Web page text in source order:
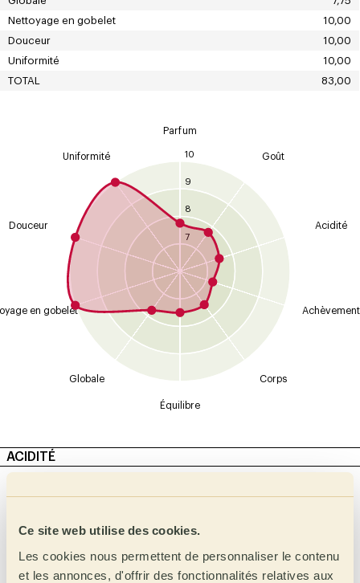
Ce site web utilise des cookies.
Les cookies nous permettent de personnaliser le contenu
et les annonces, d'offrir des fonctionnalités relatives aux
Nettoyage en gobelet
10,00
Douceur
10,00
Uniformité
10,00
TOTAL
83,00
10
9
8
7
Parfum
Goût
Acidité
Achèvement
Corps
Équilibre
Globale
en gobelet
Douceur
Uniformité
ACIDITÉ
Moyen
Moyen Élevé Lactique
Citrique